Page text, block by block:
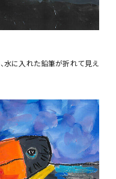
水に入れた鉛筆が折れて見え